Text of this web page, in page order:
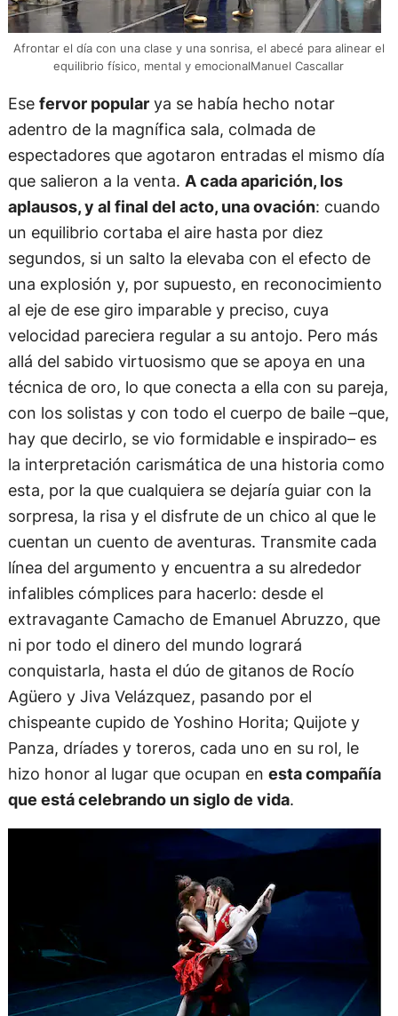
Afrontar el día con una clase y una sonrisa, el abecé para alinear el
equilibrio físico, mental y emocionalManuel Cascallar
Ese fervor popularya se había hecho notar
adentro de la magnífica sala, colmada de
espectadores que agotaron entradas el mismo día
que salieron a la venta. A cada aparición, los
aplausos, y al final del acto, una ovación: cuando
un equilibrio cortaba el aire hasta por diez
segundos, si un salto la elevaba con el efecto de
una explosión y, por supuesto, en reconocimiento
al eje de ese giro imparable y preciso, cuya
velocidad pareciera regular a su antojo. Pero más
allá del sabido virtuosismo que se apoya en una
técnica de oro, lo que conecta a ella con su pareja,
con los solistas y con todo el cuerpo de baile –que,
hay que decirlo, se vio formidable e inspirado– es
la interpretación carismática de una historia como
esta, por la que cualquiera se dejaría guiar con la
sorpresa, la risa y el disfrute de un chico al que le
cuentan un cuento de aventuras. Transmite cada
línea del argumento y encuentra a su alrededor
infalibles cómplices para hacerlo: desde el
extravagante Camacho de Emanuel Abruzzo, que
ni por todo el dinero del mundo logrará
conquistarla, hasta el dúo de gitanos de Rocío
Agüero y Jiva Velázquez, pasando por el
chispeante cupido de Yoshino Horita; Quijote y
Panza, dríades y toreros, cada uno en su rol, le
hizo honor al lugar que ocupan en esta compañía
que está celebrando un siglo de vida.